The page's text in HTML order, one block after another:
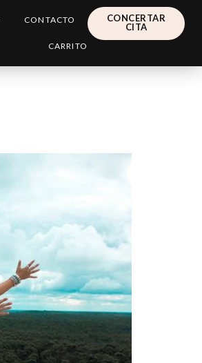
CONTACTO
CARRITO
CONCERTAR
CITA